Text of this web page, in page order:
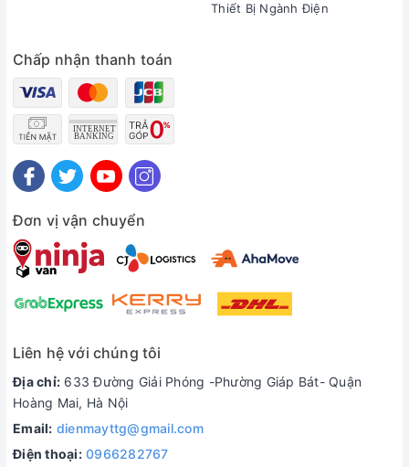
Thiết Bị Ngành Điện
Chấp nhận thanh toán
Đơn vị vận chuyển
Liên hệ với chúng tôi
Địa chỉ: 633 Đường Giải Phóng -Phường Giáp Bát- Quận
Hoàng Mai, Hà Nội
Email: dienmayttg@gmail.com
Điện thoại: 0966282767